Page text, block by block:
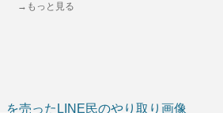
→もっと見る
を売ったLINE民のやり取り画像